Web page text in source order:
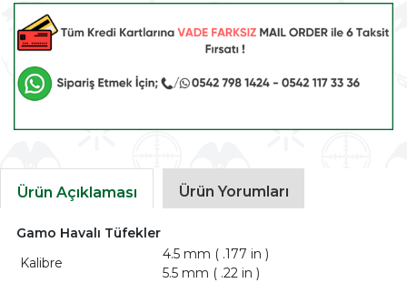
Ürün Açıklaması Ürün Yorumları
Gamo Havalı Tüfekler
Kalibre
4.5 mm ( .177 in )
5.5 mm ( .22 in )